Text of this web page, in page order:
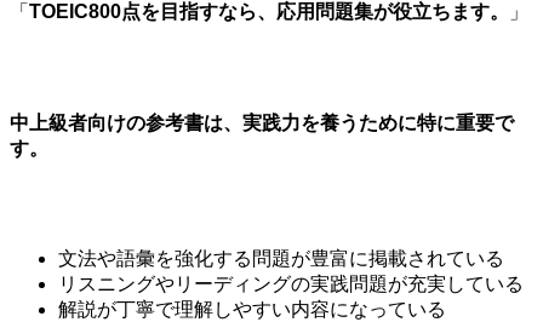
「 TOEIC800点を目指すなら、応用問題集が役立ちます。 」
中上級者向けの参考書は、実践力を養うために特に重要で
す。
文法や語彙を強化する問題が豊富に掲載されている
リスニングやリーディングの実践問題が充実している
解説が丁寧で理解しやすい内容になっている